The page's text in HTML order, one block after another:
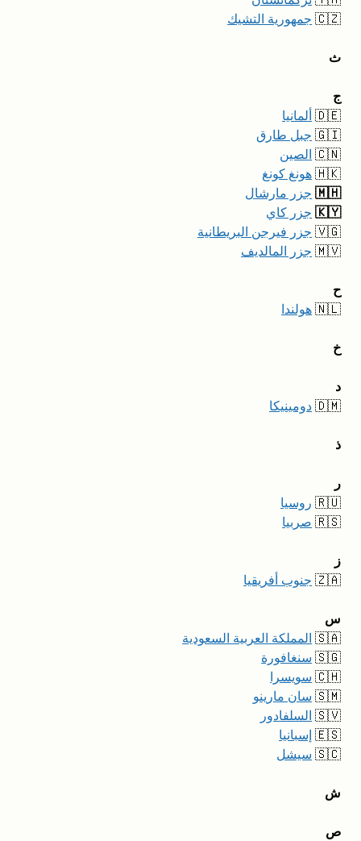
🇨🇿 جمهورية التشيك
ث
ج
🇩🇪 ألمانيا
🇬🇮 جبل طارق
🇨🇳 الصين
🇭🇰 هونغ كونغ
🇲🇭 جزر مارشال
🇰🇾 جزر كاي
🇻🇬 جزر فيرجن البريطانية
🇲🇻 جزر المالديف
ح
🇳🇱 هولندا
خ
د
🇩🇲 دومينيكا
ذ
ر
🇷🇺 روسيا
🇷🇸 صربيا
ز
🇿🇦 جنوب أفريقيا
س
🇸🇦 المملكة العربية السعودية
🇸🇬 سنغافورة
🇨🇭 سويسرا
🇸🇲 سان مارينو
🇸🇻 السلفادور
🇪🇸 إسبانيا
🇸🇨 سيشل
ش
ص